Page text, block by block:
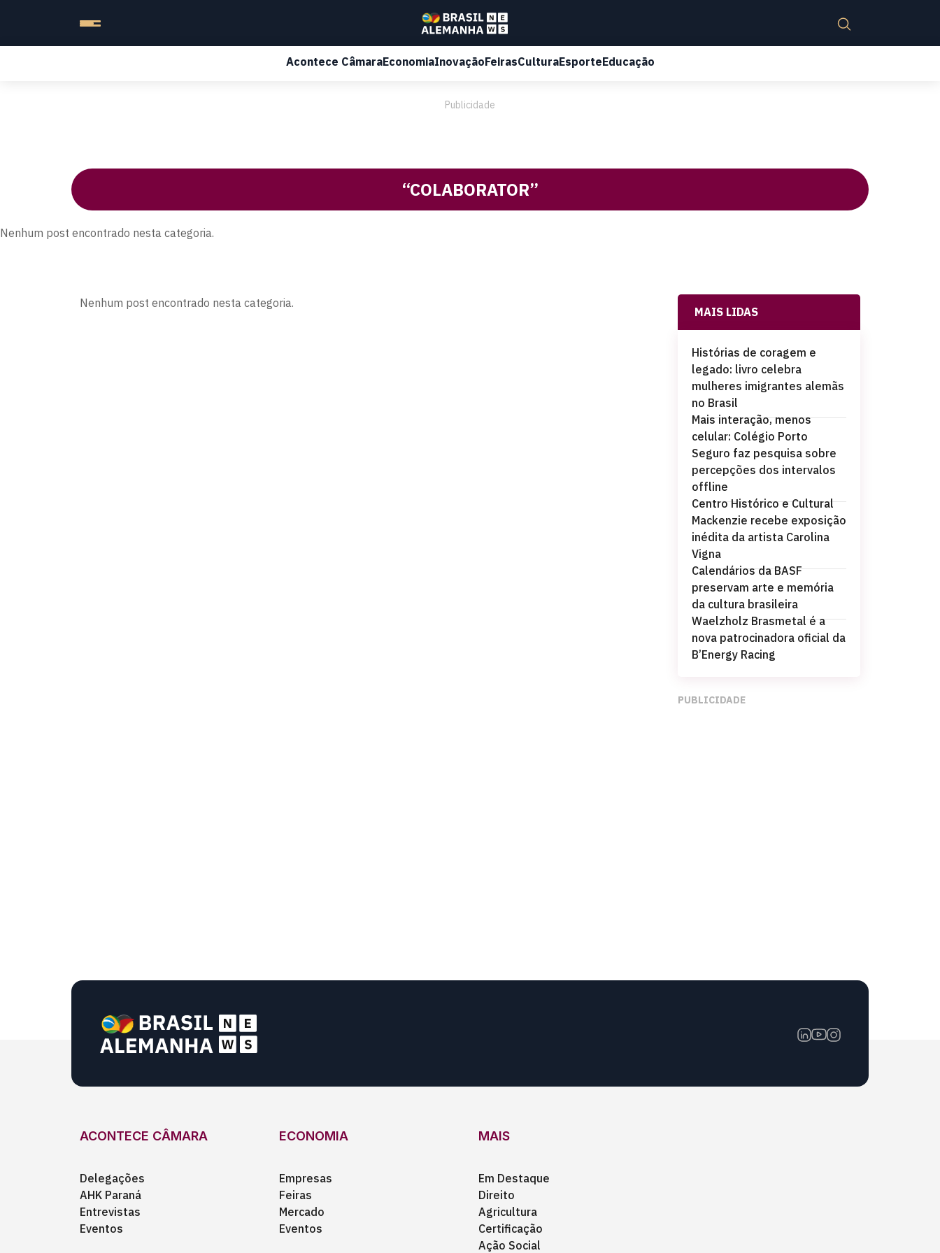
Acontece CâmaraEconomiaInovaçãoFeirasCulturaEsporteEducação
Publicidade
“COLABORATOR”
Nenhum post encontrado nesta categoria.
Nenhum post encontrado nesta categoria.
MAIS LIDAS
Histórias de coragem e
legado: livro celebra
mulheres imigrantes alemãs
no Brasil
Mais interação, menos
celular: Colégio Porto
Seguro faz pesquisa sobre
percepções dos intervalos
offline
Centro Histórico e Cultural
Mackenzie recebe exposição
inédita da artista Carolina
Vigna
Calendários da BASF
preservam arte e memória
da cultura brasileira
Waelzholz Brasmetal é a
nova patrocinadora oficial da
B’Energy Racing
PUBLICIDADE
ACONTECE CÂMARA
Delegações
AHK Paraná
Entrevistas
Eventos
ECONOMIA
Empresas
Feiras
Mercado
Eventos
MAIS
Em Destaque
Direito
Agricultura
Certificação
Ação Social